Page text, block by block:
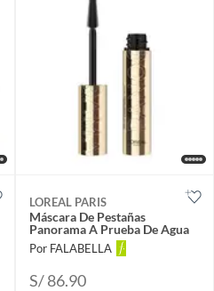
LOREAL PARIS
Máscara De Pestañas
Panorama A Prueba De Agua
Por FALABELLA
S/ 86.90